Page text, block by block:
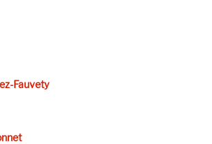
Fauvety